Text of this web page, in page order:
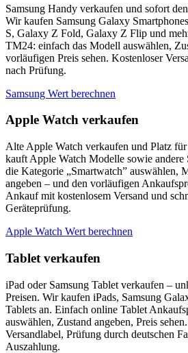
Samsung Handy verkaufen und sofort
Wir kaufen Samsung Galaxy
S, Galaxy Z Fold, Galaxy Z Flip und
TM24: einfach das Modell auswählen,
vorläufigen Preis sehen. Kostenloser
nach Prüfung.
Samsung Wert berechnen
Apple Watch verkaufen
Alte Apple Watch verkaufen und Platz
kauft Apple Watch Modelle sowie andere
die Kategorie „Smartwatch” auswählen,
angeben – und den vorläufigen
Ankauf mit kostenlosem Versand und
Geräteprüfung.
Apple Watch Wert berechnen
Tablet verkaufen
iPad oder Samsung Tablet verkaufen –
Preisen. Wir kaufen iPads, Samsung
Tablets an. Einfach online Tablet
auswählen, Zustand angeben, Preis
Versandlabel, Prüfung durch deutschen
Auszahlung.